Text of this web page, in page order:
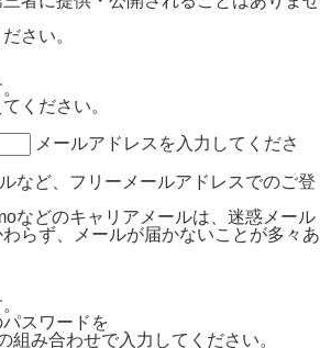
さい。
ください。
メールアドレスを入力してくださ
など、フリーメールアドレスでのご登
などのキャリアメールは、迷惑メール
らず、メールが届かないことが多々あ
スワードを
組み合わせで入力してください。